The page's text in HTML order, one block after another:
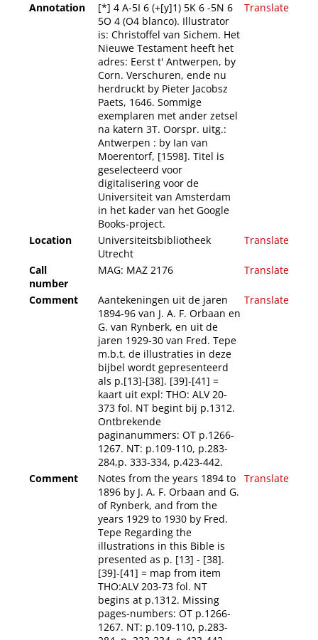
Annotation
[*] 4 A-5I 6 (+[y]1) 5K 6 -5N 6
5O 4 (O4 blanco). Illustrator
is: Christoffel van Sichem. Het
Nieuwe Testament heeft het
adres: Eerst t' Antwerpen, by
Corn. Verschuren, ende nu
herdruckt by Pieter Jacobsz
Paets, 1646. Sommige
exemplaren met ander zetsel
na katern 3T. Oorspr. uitg.:
Antwerpen : by Ian van
Moerentorf, [1598]. Titel is
geselecteerd voor
digitalisering voor de
Universiteit van Amsterdam
in het kader van het Google
Books-project.
Translate
Location
Universiteitsbibliotheek
Utrecht
Translate
Call
number
MAG: MAZ 2176 Translate
Comment
Aantekeningen uit de jaren
1894-96 van J. A. F. Orbaan en
G. van Rynberk, en uit de
jaren 1929-30 van Fred. Tepe
m.b.t. de illustraties in deze
bijbel wordt gepresenteerd
als p.[13]-[38]. [39]-[41] =
kaart uit expl: THO: ALV 20-
373 fol. NT begint bij p.1312.
Ontbrekende
paginanummers: OT p.1266-
1267. NT: p.109-110, p.283-
284,p. 333-334, p.423-442.
Translate
Comment
Notes from the years 1894 to
1896 by J. A. F. Orbaan and G.
of Rynberk, and from the
years 1929 to 1930 by Fred.
Tepe Regarding the
illustrations in this Bible is
presented as p. [13] - [38].
[39]-[41] = map from item
THO:ALV 203-73 fol. NT
begins at p.1312. Missing
pages-numbers: OT p.1266-
1267. NT: p.109-110, p.283-
Translate